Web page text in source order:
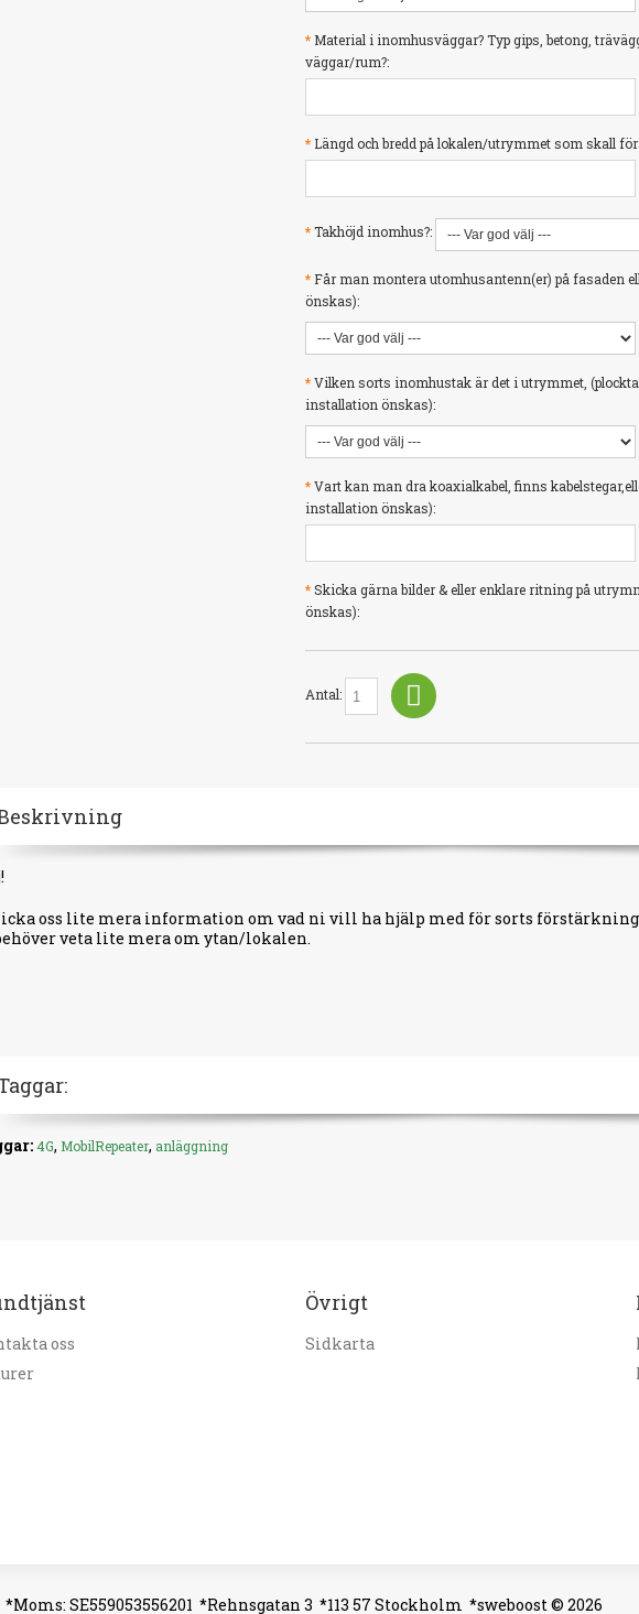
*Material i inomhusväggar? Typ gips, betong,
väggar/rum?:
*Längd och bredd på lokalen/utrymmet som skall
*Takhöjd inomhus?:
* Får man montera utomhusantenn(er) på fasaden
önskas):
*Vilken sorts inomhustak är det i utrymmet,
installation önskas):
*Vart kan man dra koaxialkabel, finns
installation önskas):
*Skicka gärna bilder & eller enklare ritning på
önskas):
Antal:
oss lite mera information om vad ni vill ha hjälp med för sorts
veta lite mera om ytan/lokalen.
4G, MobilRepeater, anläggning
oss
Övrigt
Sidkarta
*Moms: SE559053556201 *Rehnsgatan 3 *113 57 Stockholm *sweboost © 2026